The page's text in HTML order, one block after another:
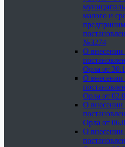
малого и
№3274
О внесении
Орла от
О внесении
Орла от
О внесении
Орла от
О внесении